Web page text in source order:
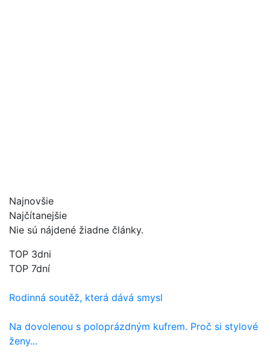
Najnovšie
Najčítanejšie
Nie sú nájdené žiadne články.
TOP 3dni
TOP 7dní
Rodinná soutěž, která dává smysl
Na dovolenou s poloprázdným kufrem. Proč si stylové
ženy...